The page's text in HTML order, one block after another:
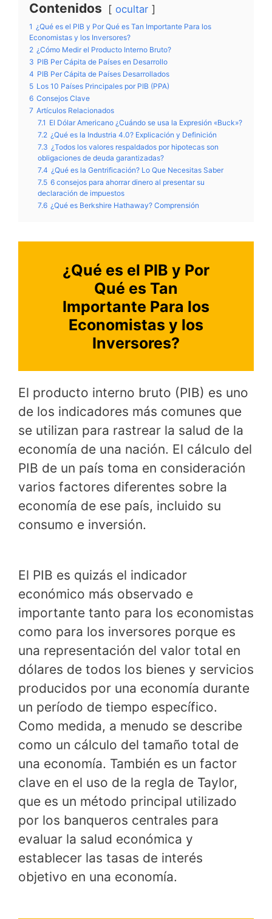
Contenidos ocultar
1 ¿Qué es el PIB y Por Qué es Tan Importante Para los
Economistas y los Inversores?
2 ¿Cómo Medir el Producto Interno Bruto?
3 PIB Per Cápita de Países en Desarrollo
4 PIB Per Cápita de Países Desarrollados
5 Los 10 Países Principales por PIB (PPA)
6 Consejos Clave
7 Artículos Relacionados
7.1 El Dólar Americano ¿Cuándo se usa la Expresión «Buck»?
7.2 ¿Qué es la Industria 4.0? Explicación y Definición
7.3 ¿Todos los valores respaldados por hipotecas son
obligaciones de deuda garantizadas?
7.4 ¿Qué es la Gentrificación? Lo Que Necesitas Saber
7.5 6 consejos para ahorrar dinero al presentar su
declaración de impuestos
7.6 ¿Qué es Berkshire Hathaway? Comprensión
¿Qué es el PIB y Por
Qué es Tan
Importante Para los
Economistas y los
Inversores?
El producto interno bruto (PIB) es uno
de los indicadores más comunes que
se utilizan para rastrear la salud de la
economía de una nación. El cálculo del
PIB de un país toma en consideración
varios factores diferentes sobre la
economía de ese país, incluido su
consumo e inversión.
El PIB es quizás el indicador
económico más observado e
importante tanto para los economistas
como para los inversores porque es
una representación del valor total en
dólares de todos los bienes y servicios
producidos por una economía durante
un período de tiempo específico.
Como medida, a menudo se describe
como un cálculo del tamaño total de
una economía. También es un factor
clave en el uso de la regla de Taylor,
que es un método principal utilizado
por los banqueros centrales para
evaluar la salud económica y
establecer las tasas de interés
objetivo en una economía.